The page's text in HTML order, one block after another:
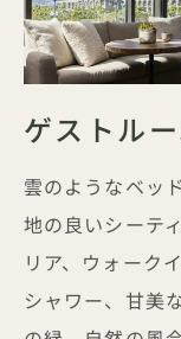
ゲストル
雲のようなベッ
地の良いシーテ
リア、ウォーク
シャワー、甘美